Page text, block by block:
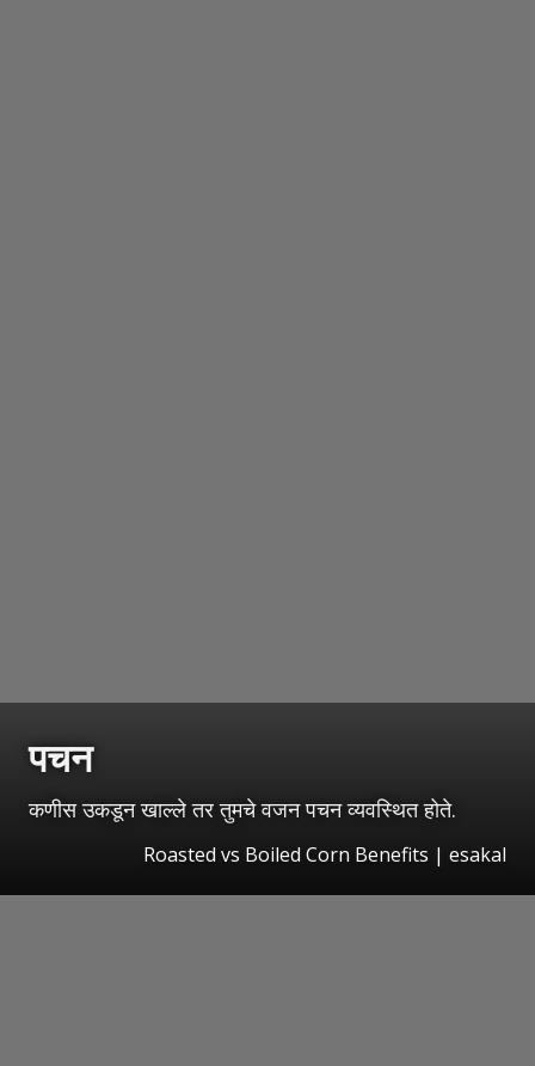
पचन
कणीस उकडून खाल्ले तर तुमचे वजन पचन व्यवस्थित होते.
Roasted vs Boiled Corn Benefits | esakal